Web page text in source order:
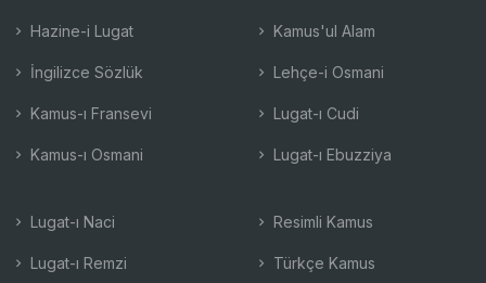
Hazine-i Lugat
İngilizce Sözlük
Kamus-ı Fransevi
Kamus-ı Osmani
Kamus'ul Alam
Lehçe-i Osmani
Lugat-ı Cudi
Lugat-ı Ebuzziya
Lugat-ı Naci
Lugat-ı Remzi
Resimli Kamus
Türkçe Kamus